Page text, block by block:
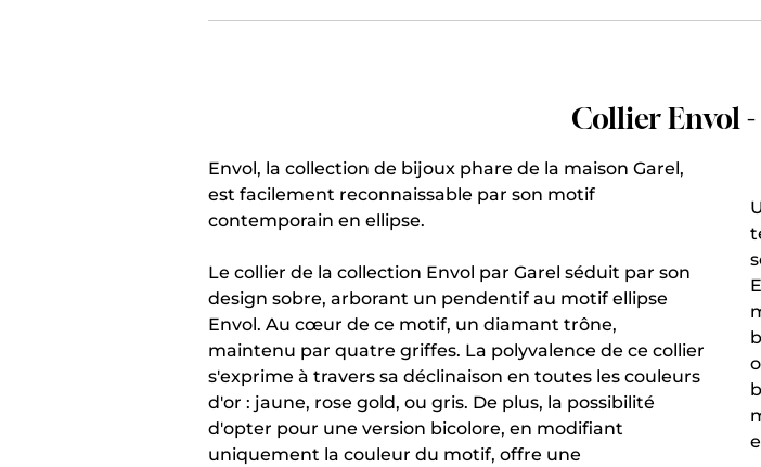
Collier Envol -
Envol, la collection de bijoux phare de la maison Garel,
est facilement reconnaissable par son motif
contemporain en ellipse.
Le collier de la collection Envol par Garel séduit par son
design sobre, arborant un pendentif au motif ellipse
Envol. Au cœur de ce motif, un diamant trône,
maintenu par quatre griffes. La polyvalence de ce collier
s'exprime à travers sa déclinaison en toutes les couleurs
d'or : jaune, rose gold, ou gris. De plus, la possibilité
d'opter pour une version bicolore, en modifiant
uniquement la couleur du motif, offre une